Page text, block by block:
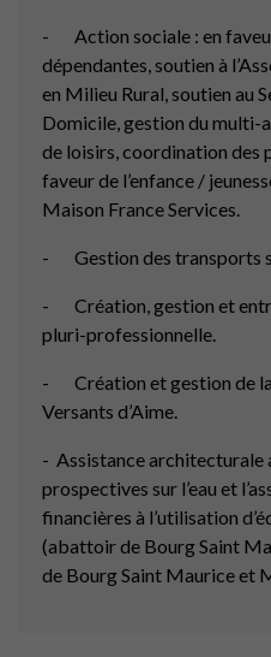
- Action sociale : en
dépendantes, soutien à
en Milieu Rural, soutien au
Domicile, gestion du multi-
de loisirs, coordination des
faveur de l’enfance /
Maison France Services.
- Gestion des transports
- Création, gestion et
pluri-professionnelle.
- Création et gestion de la
Versants d’Aime.
- Assistance architecturale
prospectives sur l’eau et
financières à l’utilisation
(abattoir de Bourg Saint
de Bourg Saint Maurice et